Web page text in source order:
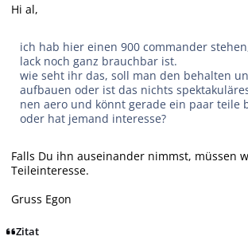
Hi al,
ich hab hier einen 900 commander
lack noch ganz brauchbar ist.
wie seht ihr das, soll man den behalten
aufbauen oder ist das nichts
nen aero und könnt gerade ein paar teile
oder hat jemand interesse?
Falls Du ihn auseinander nimmst, müssen
Teileinteresse.
Gruss Egon
Zitat